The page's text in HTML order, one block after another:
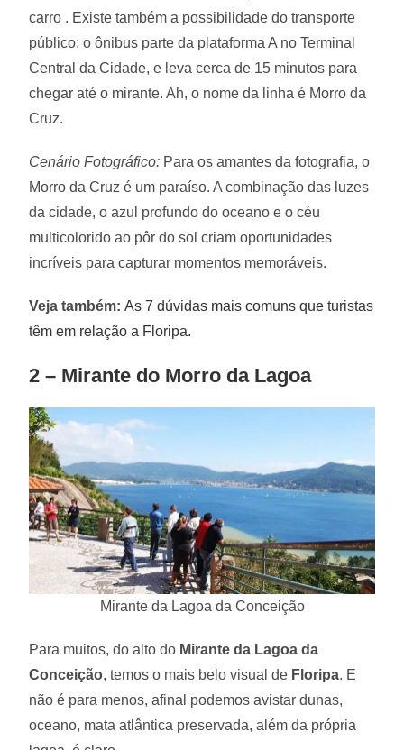
carro . Existe também a possibilidade do transporte
público: o ônibus parte da plataforma A no Terminal
Central da Cidade, e leva cerca de 15 minutos para
chegar até o mirante. Ah, o nome da linha é Morro da
Cruz.
Cenário Fotográfico: Para os amantes da fotografia, o
Morro da Cruz é um paraíso. A combinação das luzes
da cidade, o azul profundo do oceano e o céu
multicolorido ao pôr do sol criam oportunidades
incríveis para capturar momentos memoráveis.
Veja também:As 7 dúvidas mais comuns que turistas
têm em relação a Floripa.
2 – Mirante do Morro da Lagoa
Mirante da Lagoa da Conceição
Para muitos, do alto do Mirante da Lagoa da
Conceição, temos o mais belo visual de Floripa. E
não é para menos, afinal podemos avistar dunas,
oceano, mata atlântica preservada, além da própria